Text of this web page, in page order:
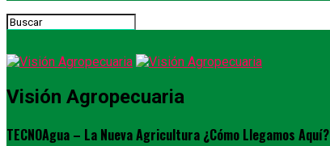
Visión Agropecuaria
TECNOAgua – La Nueva Agricultura ¿Cómo Llegamos Aquí?